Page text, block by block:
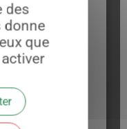
des
donne
que